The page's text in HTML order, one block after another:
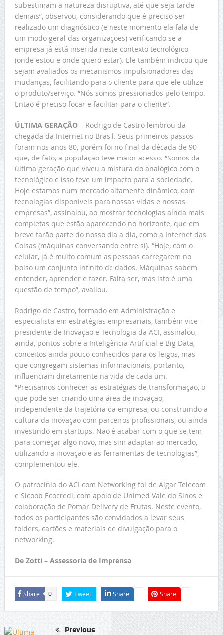
subestimam a natureza disruptiva, até que seja tarde
demais”, observou, considerando que é preciso ser
realizado um diagnóstico (e neste momento ela fala de
um modo geral das organizações) verificando se a
empresa já está inserida neste contexto tecnológico
(onde estou e onde quero estar). Ele também indicou que
sejam avaliados os mecanismos impulsionadores das
mudanças, facilitando para o cliente para que ele utilize
o produto/serviço. “Nós somos pressionados pelo tempo.
Então é preciso focar e facilitar para o cliente”.
ÚLTIMA GERAÇÃO– Rodrigo de Castro lembrou da
chegada da Internet no Brasil. Seus primeiros passos
foram nos anos 80, porém foi no final da década de 90
que, de fato, a população teve maior acesso. “Somos da
última geração que viveu a mistura do analógico com o
tecnológico e isso teve um impacto para a sociedade.
Hoje estamos num mercado altamente dinâmico, com
tecnologias disponíveis para nossas vidas e nossas
empresas”, assinalou, ao mostrar tecnologias ainda mais
completas que estão aparecendo no horizonte, que em
breve farão parte do nosso dia a dia, como a Internet das
Coisas (máquinas conversando entre si). “Hoje, com o
celular, já é muito comum as pessoas carregarem no
bolso um conjunto infinito de dados. Máquinas sabem
entender, aprender e fazer. Falta ser, mas isto é uma
questão de tempo”, avaliou.
Rodrigo de Castro, formado em Administração e
especialista em estratégias empresariais, também vice-
presidente de Inovação e Tecnologia da ACI, assinalou,
ainda, pontos sobre a Inteligência Artificial e Big Data,
conceitos ainda pouco conhecidos para os leigos, mas
que congregam sistemas informacionais, portanto,
influenciam diretamente na vida de cada um.
“Precisamos conhecer as estratégias de transformação, o
que pode ser criando uma área de inovação,
independente da trajetória da empresa, ou construindo a
cultura da inovação com parceiros profissionais, ou ainda
investindo em startups. Não é acabar com o que se tem
para começar algo novo, mas sim adaptar ao mercado,
utilizando a inovação e as ferramentas de tecnologias”,
complementou ele.
O patrocínio do ACI com Networking foi de Algar Telecom
e Sicoob Ecocredi, com apoio de Unimed Vale do Sinos e
colaboração de Pomar Delivery de Frutas. Neste evento,
todos os participantes são convidados a levar seus
folders, cartões e materiais de divulgação para o
networking.
De Zotti – Assessoria de Imprensa
Share 0 Tweet Share Share
Previous